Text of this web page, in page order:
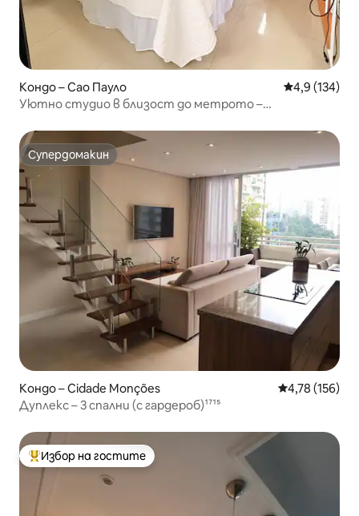
Кондо – Сао Пауло Средна
4,9 (134)
Уютно студио в близост до метрото –
Супердомакин
Супердомакин
Кондо – Cidade Monções Средна
4,78 (156)
Дуплекс – 3 спални (с гардероб)¹⁷¹⁵
Най-популярен избор на гостите
Избор на гостите